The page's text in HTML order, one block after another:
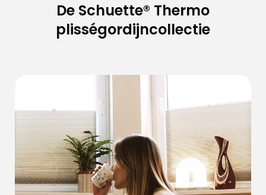
De Schuette® Thermo
plisségordijncollectie